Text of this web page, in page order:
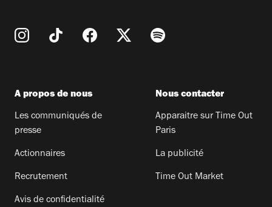
A propos de nous
Les communiqués de
presse
Actionnaires
Recrutement
Avis de confidentialité
Nous contacter
Apparaitre sur Time Out
Paris
La publicité
Time Out Market